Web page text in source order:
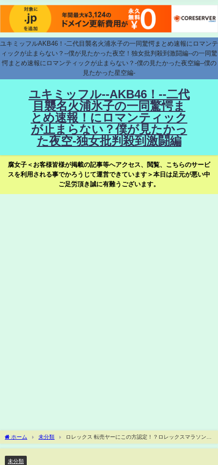
ユキミッフルAKB46！-二代目襲名火浦氷子の一同驚愕まとめ速報にロマンテ
ィックが止まらない？--僕が見たかった夜空！独女批判殺到激闘編--の一同驚
愕まとめ速報にロマンティックが止まらない？-僕の見たかった夜空編--僕の
見たかった星空編-
ユキミッフル--AKB46！--二代
目襲名火浦氷子の一同驚愕ま
とめ速報！にロマンティック
が止まらない？僕が見たかっ
た夜空-独女批判殺到激闘編
腐女子＜お客様皆様が掲載の記事等へアクセス、閲覧、こちらのサービ
スを利用される事でかろうじて運営できています＞本日は足元が悪い中
ご足労頂き誠に有難うございます。
ホーム 未分類
ロレックス 転売ヤーにこの方認定！？ロレックスマラソン
iPad選手権大会 デイトナ サブマリーナ
未分類